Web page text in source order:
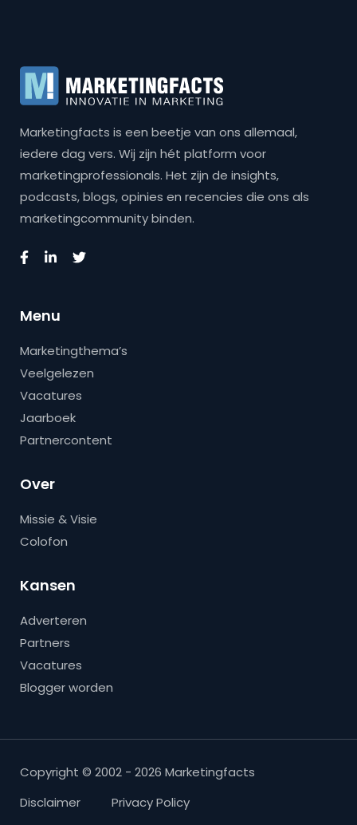
Marketingfacts is een beetje van ons allemaal,
iedere dag vers. Wij zijn hét platform voor
marketingprofessionals. Het zijn de insights,
podcasts, blogs, opinies en recencies die ons als
marketingcommunity binden.
Menu
Marketingthema’s
Veelgelezen
Vacatures
Jaarboek
Partnercontent
Over
Missie & Visie
Colofon
Kansen
Adverteren
Partners
Vacatures
Blogger worden
Copyright © 2002 - 2026 Marketingfacts
Disclaimer
Privacy Policy